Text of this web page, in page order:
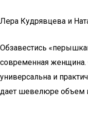
Лера Кудрявцева и
Обзавестись
современная женщина.
универсальна и
дает шевелюре объем